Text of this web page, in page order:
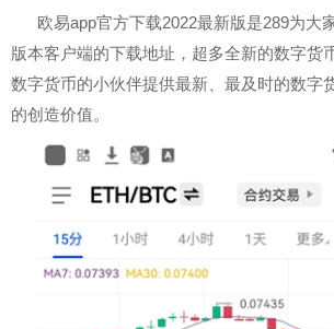
欧易app官方下载2022最新版是289为大
版本客户端的下载地址，超多全新的数字货
数字货币的小伙伴提供最新、最及时的数字
的创造价值。